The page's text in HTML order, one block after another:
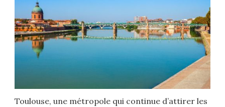
Toulouse, une métropole qui continue d’attirer les